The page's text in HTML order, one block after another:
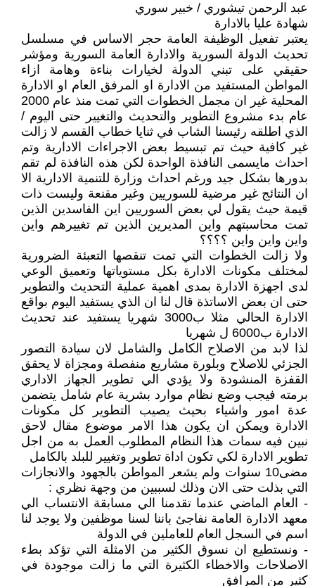
عبد الرحمن تيشوري / خبير سوري
شهادة عليا بالادارة
يعتبر تفعيل الوظيفة العامة حجر الاساس في مسلسل
تحديث الدولة السورية والادارة العامة السورية ومؤشر
حقيقي على تبني الدولة لخيارات بناءة وهامة ازاء
المواطن المستفيد من الادارة او المرفق العام او الادارة
المحلية غير ان مجمل الخطوات التي تمت منذ عام 2000
عام بدء مشروع التطوير والتحديث والتغيير حتى اليوم /
الذي اطلقه رئيسنا الشاب في ثنايا خطاب القسم لا زالت
غير كافية حيث تم تبسيط بعض الاجراءات الادارية وتم
احداث مايسمى النافذة الواحدة لكن هذه النافذة لم تقم
بدورها بشكل جيد ورغم احداث وزارة للتنمية الادارية الا
ان النتائج غير مرضية للسوريين وغير مقنعة وليست ذات
قيمة حيث يقول لي بعض السوريين اين الفاسدين الذين
تمت محاسبتهم واين المديرين الذين تم تغييرهم واين
واين واين واين ؟؟؟؟
ولا زالت الخطوات التي تمت تنقصها التعبئة الضرورية
لمختلف مكونات الادارة بكل مستوياتها وتعميق الوعي
لدى اجهزة الادارة بمدى اهمية عملية التحديث والتطوير
حتى ان بعض الاساتذة قال لنا ان الذي يستفيد اليوم بواقع
الادارة الحالي مثلا ب3000 شهريا يستفيد عند تحديث
الادارة ب6000 ل شهريا
لذا لابد من الاصلاح الكامل والشامل لان سيادة التصور
الجزئي للاصلاح وبلورة مشاريع منفصلة ومجزاة لا يحقق
القفزة المنشودة ولا يؤدي الي تطوير الجهاز الاداري
برمته فيجب وضع نظام موارد بشرية عام شامل يتضمن
عدة امور واشياء بحيث يصيب التطوير كل مكونات
الادارة ويمكن ان يكون هذا الامر موضوع مقال لاحق
نبين فيه سمات هذا النظام المطلوب العمل به من اجل
تطوير الادارة لكي تكون اداة تطوير وتغيير للبلد بالكامل
مضى10 سنوات ولم يشعر المواطن بالجهود والانجازات
التي بذلت حتى الان وذلك لسببين من وجهة نظري :
- العام الماضي عندما تقدمنا الي مسابقة الانتساب الي
معهد الادارة العامة نفاجئ باننا لسنا موظفين ولا يوجد لنا
اسم في السجل العام للعاملين في الدولة
- ونستطيع ان نسوق الكثير من الامثلة التي تؤكد بطء
الاصلاحات والاخطاء الكثيرة التي ما زالت موجودة في
كثير من المرافق